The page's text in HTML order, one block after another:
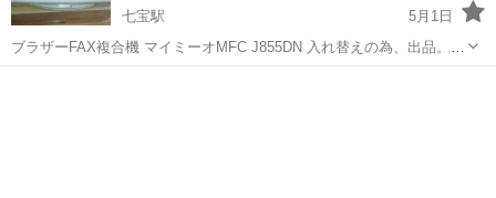
七宝駅
5月1日
ブラザーFAX複合機 マイミーオMFC J855DN 入れ替えの為、出品。
インク詰まり有り。 印刷が綺麗にできません。 ヘッドクリーニング必